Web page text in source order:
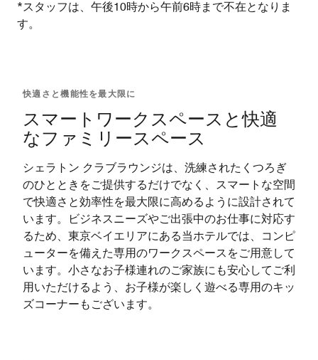
*スタッフは、午後10時から午前6時まで不在となりま
す。
快適さと機能性を最大限に
スマートワークスペースと快適
なファミリースペース
シェラトン クラブラウンジは、洗練されたくつろぎ
のひとときをご提供するだけでなく、スマートな空間
で快適さと効率性を最大限に高めるように設計されて
います。ビジネスニーズやご出張中のお仕事に対応す
るため、東京ベイエリアにある当ホテルでは、コンピ
ューターを備えた専用のワークスペースをご用意して
います。小さなお子様連れのご家族にも安心してご利
用いただけるよう、お子様が楽しく遊べる専用のキッ
ズコーナーもございます。